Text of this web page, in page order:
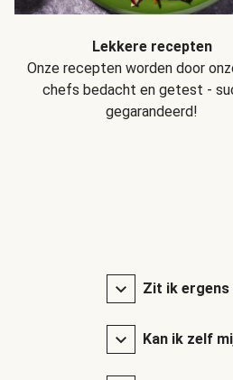
Lekkere recepten
Onze recepten worden door
chefs bedacht en getest -
gegarandeerd!
Zit ik ergens
Kan ik zelf